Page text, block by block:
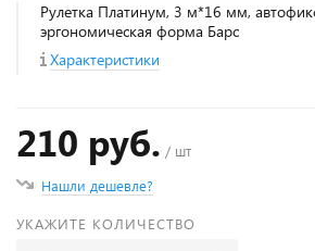
Рулетка Платинум, 3 м*16 мм,
эргономическая форма Барс
Характеристики
210 руб. / шт
Нашли дешевле?
УКАЖИТЕ КОЛИЧЕСТВО